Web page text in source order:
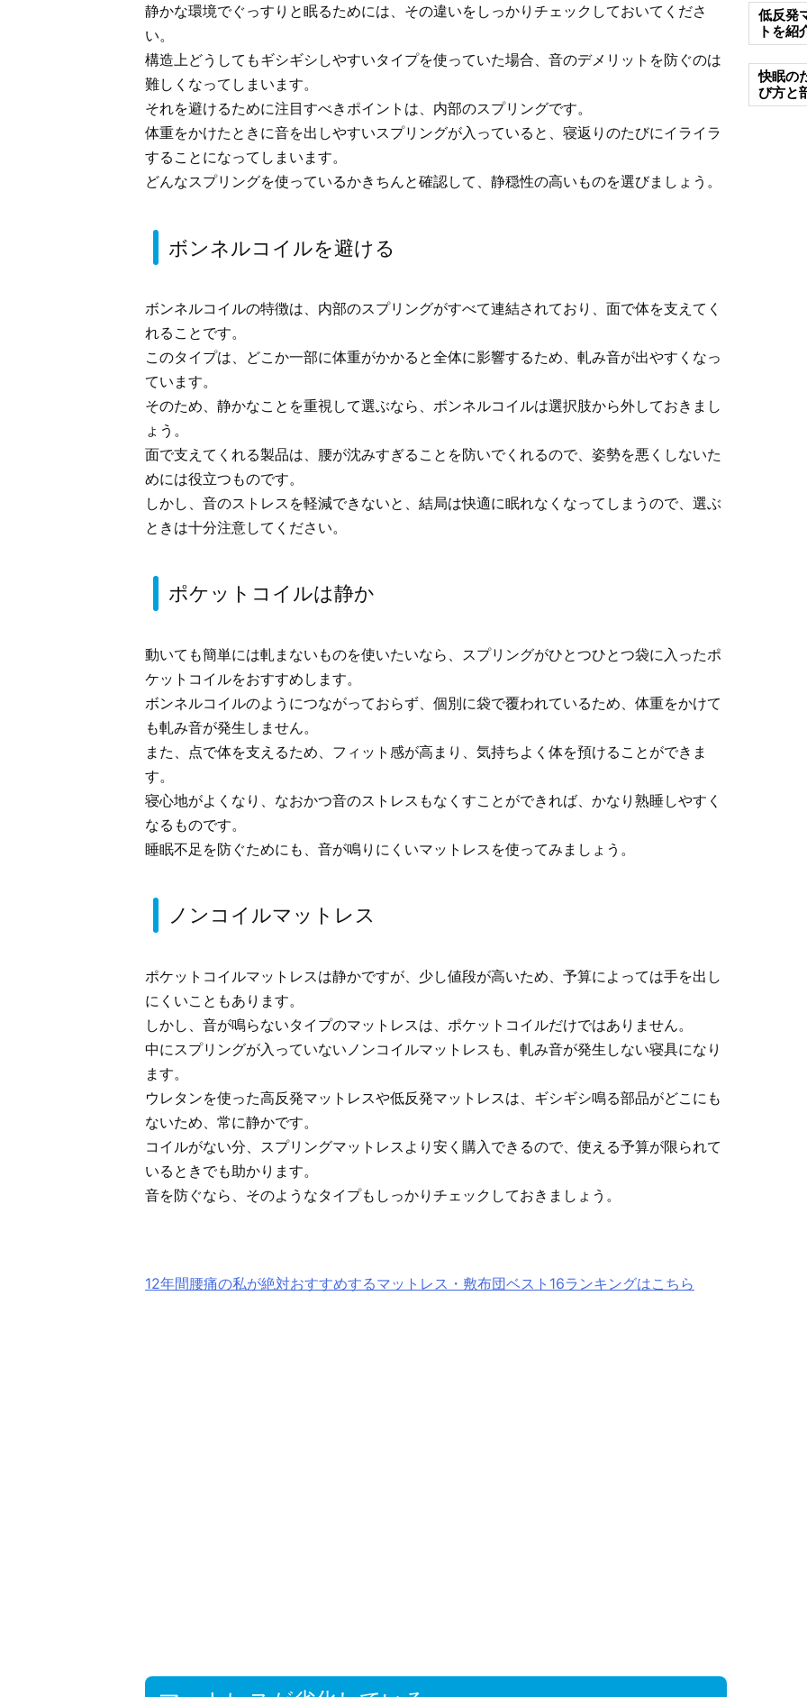
静かな環境でぐっすりと眠るためには、その違いをしっかりチェックしておいてくださ
い。
構造上どうしてもギシギシしやすいタイプを使っていた場合、音のデメリットを防ぐのは
難しくなってしまいます。
それを避けるために注目すべきポイントは、内部のスプリングです。
体重をかけたときに音を出しやすいスプリングが入っていると、寝返りのたびにイライラ
することになってしまいます。
どんなスプリングを使っているかきちんと確認して、静穏性の高いものを選びましょう。
ボンネルコイルを避ける
ボンネルコイルの特徴は、内部のスプリングがすべて連結されており、面で体を支えてく
れることです。
このタイプは、どこか一部に体重がかかると全体に影響するため、軋み音が出やすくなっ
ています。
そのため、静かなことを重視して選ぶなら、ボンネルコイルは選択肢から外しておきまし
ょう。
面で支えてくれる製品は、腰が沈みすぎることを防いでくれるので、姿勢を悪くしないた
めには役立つものです。
しかし、音のストレスを軽減できないと、結局は快適に眠れなくなってしまうので、選ぶ
ときは十分注意してください。
ポケットコイルは静か
動いても簡単には軋まないものを使いたいなら、スプリングがひとつひとつ袋に入ったポ
ケットコイルをおすすめします。
ボンネルコイルのようにつながっておらず、個別に袋で覆われているため、体重をかけて
も軋み音が発生しません。
また、点で体を支えるため、フィット感が高まり、気持ちよく体を預けることができま
す。
寝心地がよくなり、なおかつ音のストレスもなくすことができれば、かなり熟睡しやすく
なるものです。
睡眠不足を防ぐためにも、音が鳴りにくいマットレスを使ってみましょう。
ノンコイルマットレス
ポケットコイルマットレスは静かですが、少し値段が高いため、予算によっては手を出し
にくいこともあります。
しかし、音が鳴らないタイプのマットレスは、ポケットコイルだけではありません。
中にスプリングが入っていないノンコイルマットレスも、軋み音が発生しない寝具になり
ます。
ウレタンを使った高反発マットレスや低反発マットレスは、ギシギシ鳴る部品がどこにも
ないため、常に静かです。
コイルがない分、スプリングマットレスより安く購入できるので、使える予算が限られて
いるときでも助かります。
音を防ぐなら、そのようなタイプもしっかりチェックしておきましょう。
12年間腰痛の私が絶対おすすめするマットレス・敷布団ベスト16ランキングはこちら
低反発
トを紹
快眠の
び方と